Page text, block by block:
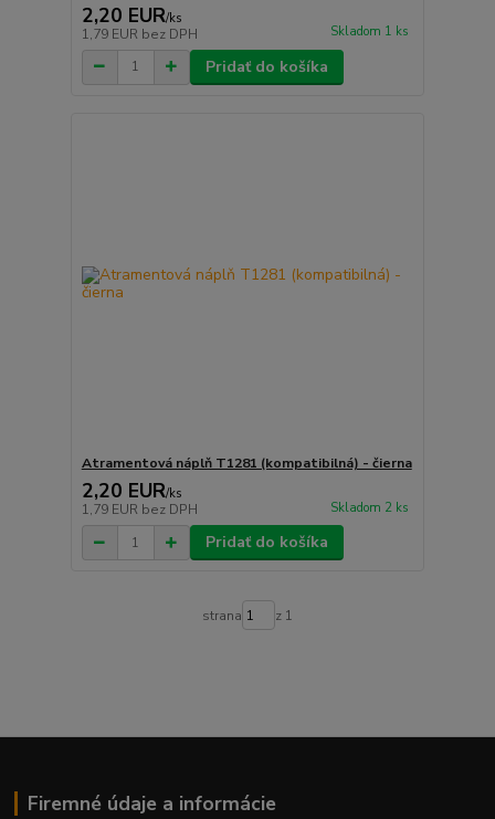
2,20 EUR/ks
1,79 EUR bez DPH Skladom 1 ks
Pridať do košíka
Atramentová náplň T1281 (kompatibilná) - čierna
2,20 EUR/ks
1,79 EUR bez DPH Skladom 2 ks
Pridať do košíka
strana z 1
Firemné údaje a informácie